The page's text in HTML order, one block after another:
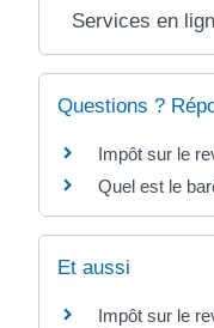
Services en
Questions ?
Impôt sur le
Quel est le
Et aussi
Impôt sur le